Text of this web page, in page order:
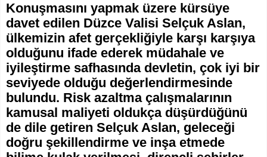
Konuşmasını yapmak üzere kürsüye
davet edilen Düzce Valisi Selçuk Aslan,
ülkemizin afet gerçekliğiyle karşı karşıya
olduğunu ifade ederek müdahale ve
iyileştirme safhasında devletin, çok iyi bir
seviyede olduğu değerlendirmesinde
bulundu. Risk azaltma çalışmalarının
kamusal maliyeti oldukça düşürdüğünü
de dile getiren Selçuk Aslan, geleceği
doğru şekillendirme ve inşa etmede